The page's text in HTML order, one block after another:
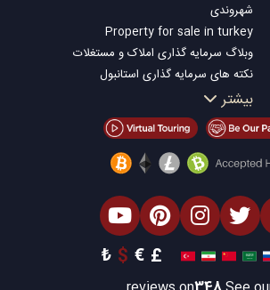
Bursa
Gocek
Side
Kemer
Dalyan
Izmir
Belek
شهروندی
Property for sale in turkey
وبلاگ سرمایه گذاری املاک و مستغلات
نکته های سرمایه گذاری استانبول
تلویزیون Property Turkey
املاک مناسب سرمایه گذاری استانبول
فروش ملک شما
املاک توافقی
املاک لوکس
املاک مناسب سرمایه گذاری
بیشتر
£
€
$
₺